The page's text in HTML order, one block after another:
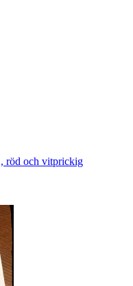
röd och vitprickig